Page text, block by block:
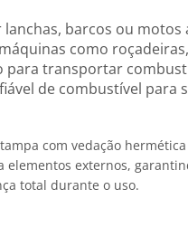
lanchas, barcos ou
como
para transportar
de combustível
com vedação
externos,
total durante o uso.